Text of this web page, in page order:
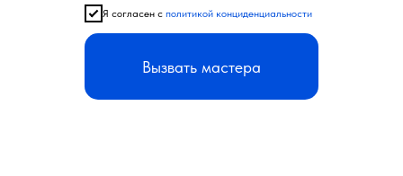
Я согласен с политикой конциденциальности
Вызвать мастера